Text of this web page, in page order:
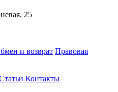
25
и возврат Правовая
Контакты